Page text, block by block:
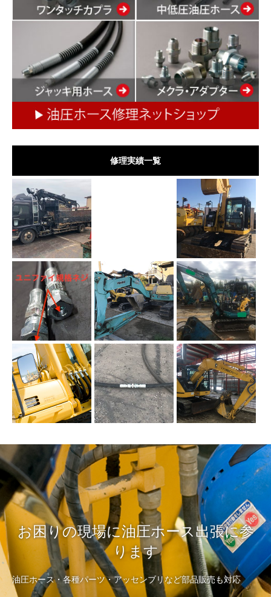
修理実績一覧
お困りの現場に油圧ホース出張に参
ります
油圧ホース・各種パーツ・アッセンブリなど部品販売も対応